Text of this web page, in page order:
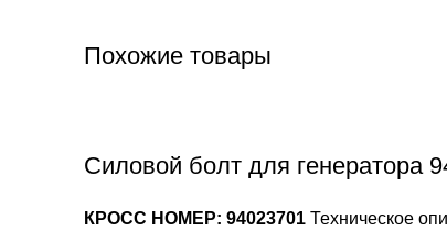
Похожие товары
Силовой болт для генератора
КРОСС НОМЕР: 94023701 Техническое